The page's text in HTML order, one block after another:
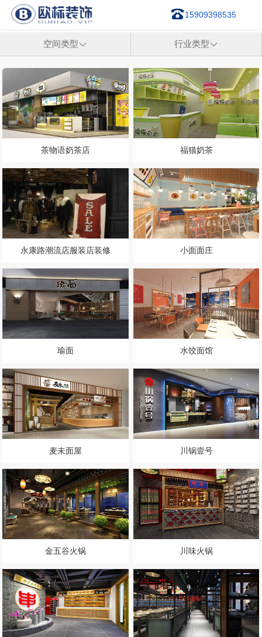
15909398535
空间类型 行业类型
茶物语奶茶店 福猫奶茶
永康路潮流店服装店装修 小面面庄
瑜面 水饺面馆
麦未面屋 川锅壹号
金五谷火锅 川味火锅